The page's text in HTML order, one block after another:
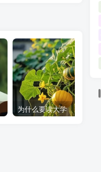
为什么要读大学